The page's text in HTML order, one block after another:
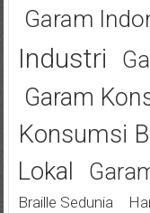
Garam
Industri
Garam
Konsumsi
Lokal
Braille Sedunia